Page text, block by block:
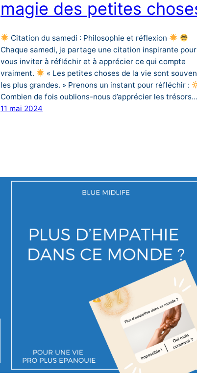
magie des petites
Citation du samedi : Philosophie et réflexion
Chaque samedi, je partage une citation inspirante pour
vous inviter à réfléchir et à apprécier ce qui compte
vraiment.
« Les petites choses de la vie sont
les plus grandes. » Prenons un instant pour réfléchir :
Combien de fois oublions-nous d’apprécier les trésors…
11 mai 2024